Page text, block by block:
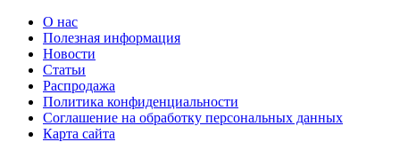
О нас
Полезная информация
Новости
Статьи
Распродажа
Политика конфиденциальности
Соглашение на обработку персональных данных
Карта сайта